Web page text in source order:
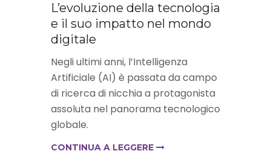
L’evoluzione della tecnologia
e il suo impatto nel mondo
digitale
Negli ultimi anni, l’Intelligenza
Artificiale (AI) è passata da campo
di ricerca di nicchia a protagonista
assoluta nel panorama tecnologico
globale.
CONTINUA A LEGGERE